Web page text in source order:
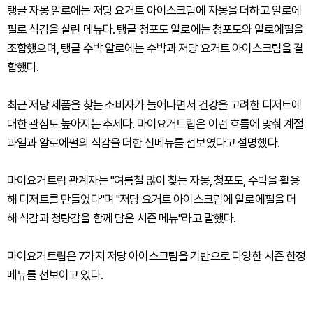
탱글 자몽 알로에는 저당 요거트 아이스크림에 자몽을 더하고 알로에
펄로 식감을 살린 메뉴다. 탱글 청포도 알로에는 청포도와 알로에펄을
조합했으며, 탱글 수박 알로에는 수박과 저당 요거트 아이스크림을 결
합했다.
최근 저당 제품을 찾는 소비자가 늘어나면서 건강을 고려한 디저트에
대한 관심도 높아지는 추세다. 마이요거트립은 이런 흐름에 맞춰 계절
과일과 알로에펄의 식감을 더한 신메뉴를 선보였다고 설명했다.
마이요거트립 관계자는 "여름철 많이 찾는 자몽, 청포도, 수박을 활용
해 디저트를 만들었다"며 "저당 요거트 아이스크림에 알로에펄을 더
해 식감과 청량감을 함께 담은 시즌 메뉴"라고 말했다.
마이요거트립은 7가지 저당 아이스크림을 기반으로 다양한 시즌 한정
메뉴를 선보이고 있다.